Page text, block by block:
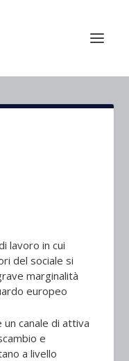
lavoro in cui
del sociale si
marginalità
europeo
canale di attiva
e
a livello